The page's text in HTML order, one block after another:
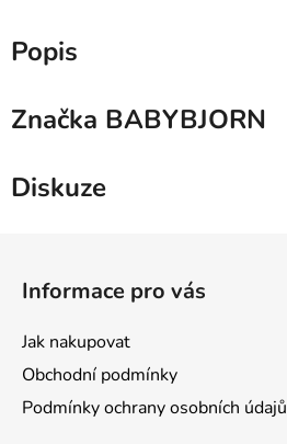
Popis
Značka BABYBJORN
Diskuze
Informace pro vás
Jak nakupovat
Obchodní podmínky
Podmínky ochrany osobních údajů